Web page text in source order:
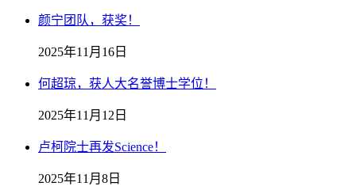
颜宁团队，获奖！
2025年11月16日
何超琼，获人大名誉博士学位！
2025年11月12日
卢柯院士再发Science！
2025年11月8日